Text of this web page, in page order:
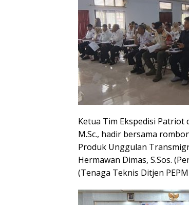
Ketua Tim Ekspedisi Patriot
M.Sc., hadir bersama
Produk Unggulan
Hermawan Dimas, S.Sos.
(Tenaga Teknis Ditjen